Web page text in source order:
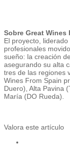
Sobre Great Wines
El proyecto,
profesionales
sueño: la creación
asegurando su alta
tres de las regiones
Wines From Spain
Duero), Alta Pavina
María (DO Rueda).
Valora este artículo